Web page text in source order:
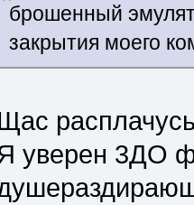
брошенный
закрытия моего
уверен 3ДО